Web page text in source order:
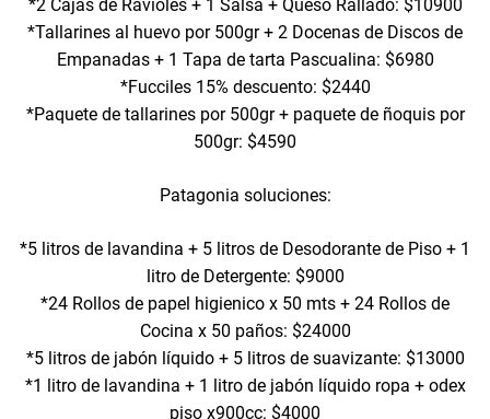
*2 Cajas de Ravioles + 1 Salsa + Queso Rallado: $10900
*Tallarines al huevo por 500gr + 2 Docenas de Discos de
Empanadas + 1 Tapa de tarta Pascualina: $6980
*Fucciles 15% descuento: $2440
*Paquete de tallarines por 500gr + paquete de ñoquis por
500gr: $4590
Patagonia soluciones:
*5 litros de lavandina + 5 litros de Desodorante de Piso + 1
litro de Detergente: $9000
*24 Rollos de papel higienico x 50 mts + 24 Rollos de
Cocina x 50 paños: $24000
*5 litros de jabón líquido + 5 litros de suavizante: $13000
*1 litro de lavandina + 1 litro de jabón líquido ropa + odex
piso x900cc: $4000